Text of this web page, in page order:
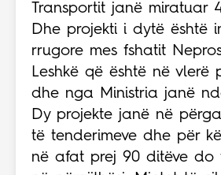
Transportit janë miratuar
Dhe projekti i dytë është
rrugore mes fshatit
Leshkë që është në vlerë
dhe nga Ministria janë
Dy projekte janë në
të tenderimeve dhe për
në afat prej 90 ditëve do